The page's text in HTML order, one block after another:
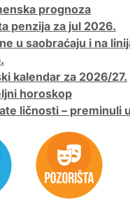
prognoza
penzija za jul 2026.
u saobraćaju i na
kalendar za 2026/27.
horoskop
ličnosti – preminuli